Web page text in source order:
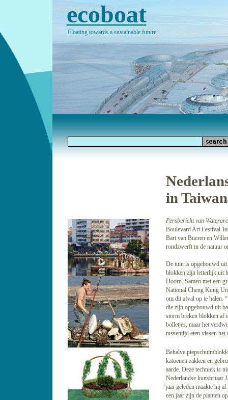
ecoboat
Floating towards a sustainable future
in Taiwan
Persbericht van
Boulevard Art Festival
Bart van Bueren en
rondzwerft in de natuur
De tuin is opgebouwd uit
blokken zijn letterlijk uit
Doorn. Samen met een
National Cheng Kung
om dit afval op te halen.
die zijn opgebouwd uit
storm breken blokken af
bolletjes, maar het
tussentijd eten vissen
Behalve
katoenen zakken en
aarde. Deze techniek is
Nederlandse kunstenaar
jaar geleden maakte hij
een jaar zijn de planten